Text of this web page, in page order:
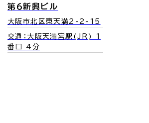
第６新興ビル
大阪市北区東天満2-2-15
交通：大阪天満宮駅(JR) 1
番口 4分